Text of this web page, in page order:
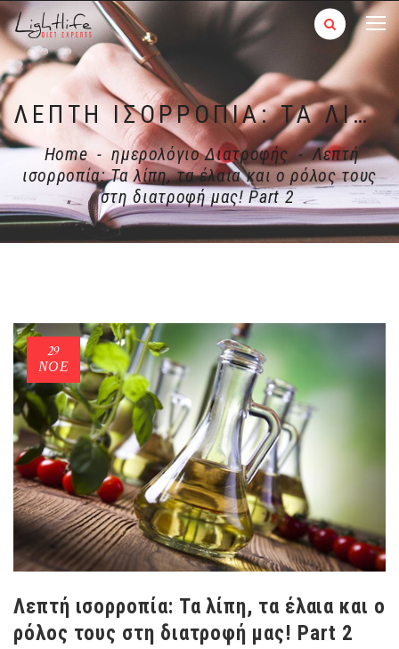
ΛΕΠΤΉ ΙΣΟΡΡΟΠΊΑ: ΤΑ ΛΊΠΗ, ΤΑ ΈΛΑΙΑ ΚΑΙ Ο ΡΌΛΟΣ ΤΟΥΣ ΣΤΗ ΔΙΑΤΡΟΦΉ ΜΑΣ! PART 2
Home - ημερολόγιο Διατροφής - Λεπτή
ισορροπία: Τα λίπη, τα έλαια και ο ρόλος τους
στη διατροφή μας! Part 2
29
ΝΟΈ
Λεπτή ισορροπία: Τα λίπη, τα έλαια και ο
ρόλος τους στη διατροφή μας! Part 2